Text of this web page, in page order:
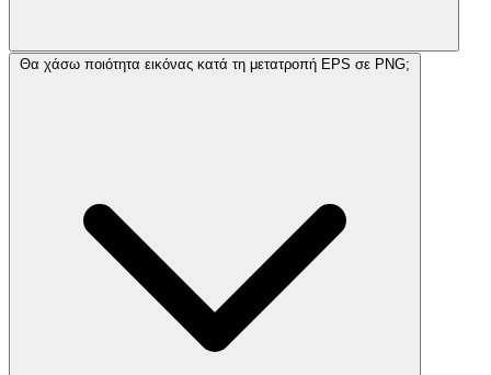
Θα χάσω ποιότητα εικόνας κατά τη μετατροπή EPS σε PNG;